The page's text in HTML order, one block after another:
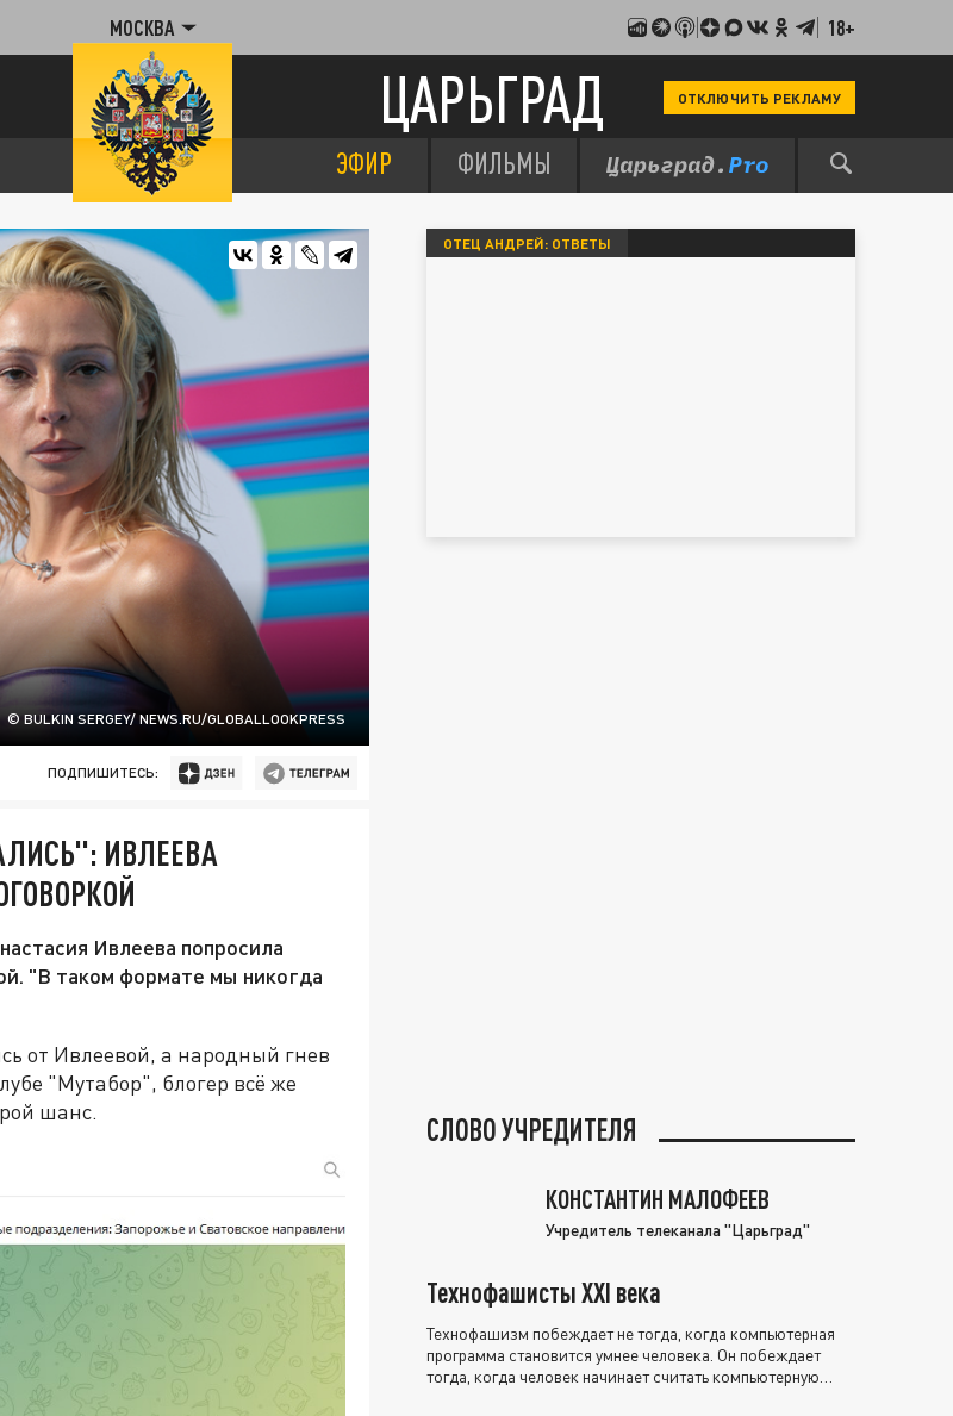
МОСКВА 18+
ЦАРЬГРАД ОТКЛЮЧИТЬ РЕКЛАМУ
ЭФИР ФИЛЬМЫ
© BULKIN SERGEY/ NEWS.RU/GLOBALLOOKPRESS
ПОДПИШИТЕСЬ:
ИВЛЕЕВА
Ивлеева попросила
"В таком формате мы никогда
от Ивлеевой, а народный гнев
"Мутабор", блогер всё же
шанс.
ОТЕЦ АНДРЕЙ: ОТВЕТЫ
СЛОВО УЧРЕДИТЕЛЯ
КОНСТАНТИН МАЛОФЕЕВ
Учредитель телеканала "Царьград"
Технофашисты XXI века
Технофашизм побеждает не тогда, когда компьютерная
программа становится умнее человека. Он побеждает
тогда, когда человек начинает считать компьютерную